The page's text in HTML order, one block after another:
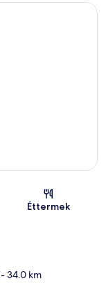
Éttermek
- 34.0 km